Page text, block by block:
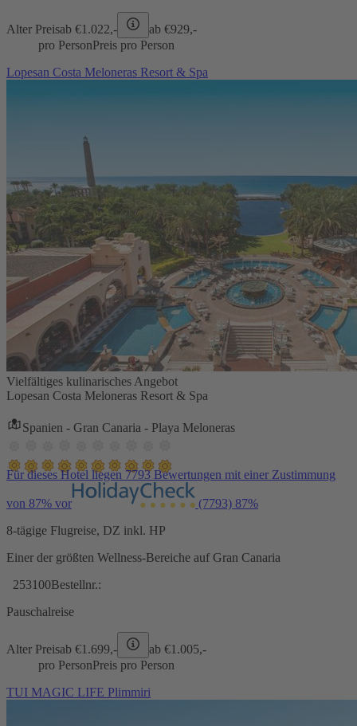
Alter Preisab €1.022,- ab €929,-
pro PersonPreis pro Person
Lopesan Costa Meloneras Resort & Spa
Vielfältiges kulinarisches Angebot
Lopesan Costa Meloneras Resort & Spa
Spanien - Gran Canaria - Playa Meloneras
Für dieses Hotel liegen 7793 Bewertungen mit einer Zustimmung
von 87% vor (7793) 87%
8-tägige Flugreise, DZ inkl. HP
Einer der größten Wellness-Bereiche auf Gran Canaria
253100Bestellnr.:
Pauschalreise
Alter Preisab €1.699,- ab €1.005,-
pro PersonPreis pro Person
TUI MAGIC LIFE Plimmiri